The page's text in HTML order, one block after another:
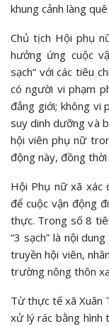
khung cảnh làng
Chủ tịch Hội phụ
hưởng ứng cuộc
sạch” với các tiêu
có người vi phạm
đẳng giới; không vi
suy dinh dưỡng và
hội viên phụ nữ
động này, đồng
Hội Phụ nữ xã xác
để cuộc vận động
thực. Trong số 8
“3 sạch” là nội
truyền hội viên,
trường nông thôn
Từ thực tế xã Xuân
xử lý rác bằng hình